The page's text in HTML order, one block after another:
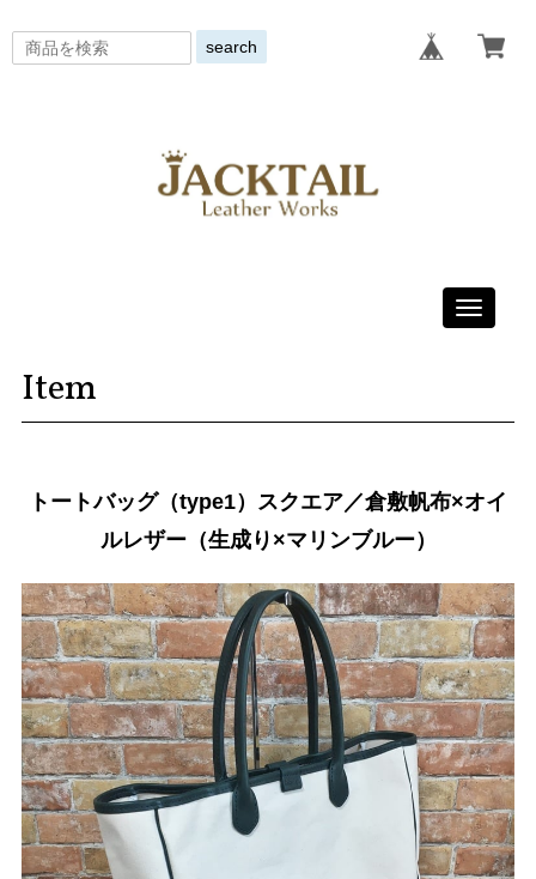
search
Toggle
Item
トートバッグ（type1）スクエア／倉敷帆布×オイ
ルレザー（生成り×マリンブルー）